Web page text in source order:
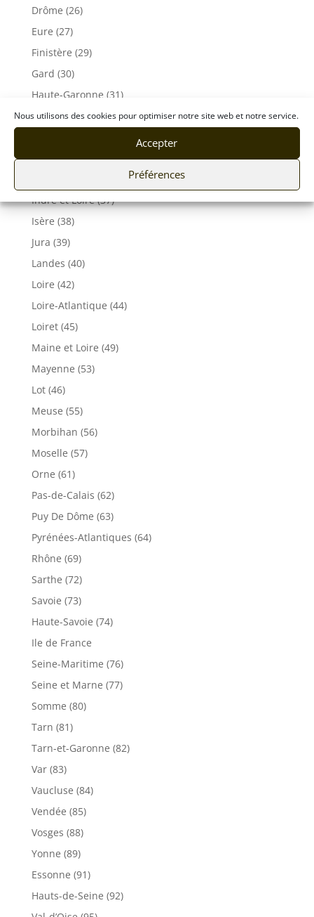
Nous utilisons des cookies pour optimiser notre site web et notre service.
Accepter
Préférences
Drôme (26)
Eure (27)
Finistère (29)
Gard (30)
Haute-Garonne (31)
Gers (32)
Hérault (34)
Indre et Loire (37)
Isère (38)
Jura (39)
Landes (40)
Loire (42)
Loire-Atlantique (44)
Loiret (45)
Maine et Loire (49)
Mayenne (53)
Lot (46)
Meuse (55)
Morbihan (56)
Moselle (57)
Orne (61)
Pas-de-Calais (62)
Puy De Dôme (63)
Pyrénées-Atlantiques (64)
Rhône (69)
Sarthe (72)
Savoie (73)
Haute-Savoie (74)
Ile de France
Seine-Maritime (76)
Seine et Marne (77)
Somme (80)
Tarn (81)
Tarn-et-Garonne (82)
Var (83)
Vaucluse (84)
Vendée (85)
Vosges (88)
Yonne (89)
Essonne (91)
Hauts-de-Seine (92)